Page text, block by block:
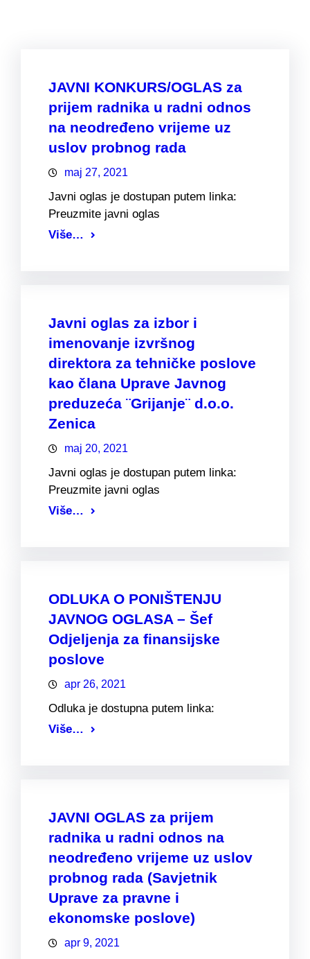
JAVNI KONKURS/OGLAS za
prijem radnika u radni odnos
na neodređeno vrijeme uz
uslov probnog rada
maj 27, 2021
Javni oglas je dostupan putem linka:
Preuzmite javni oglas
Više…
Javni oglas za izbor i
imenovanje izvršnog
direktora za tehničke poslove
kao člana Uprave Javnog
preduzeća ¨Grijanje¨ d.o.o.
Zenica
maj 20, 2021
Javni oglas je dostupan putem linka:
Preuzmite javni oglas
Više…
ODLUKA O PONIŠTENJU
JAVNOG OGLASA – Šef
Odjeljenja za finansijske
poslove
apr 26, 2021
Odluka je dostupna putem linka:
Više…
JAVNI OGLAS za prijem
radnika u radni odnos na
neodređeno vrijeme uz uslov
probnog rada (Savjetnik
Uprave za pravne i
ekonomske poslove)
apr 9, 2021